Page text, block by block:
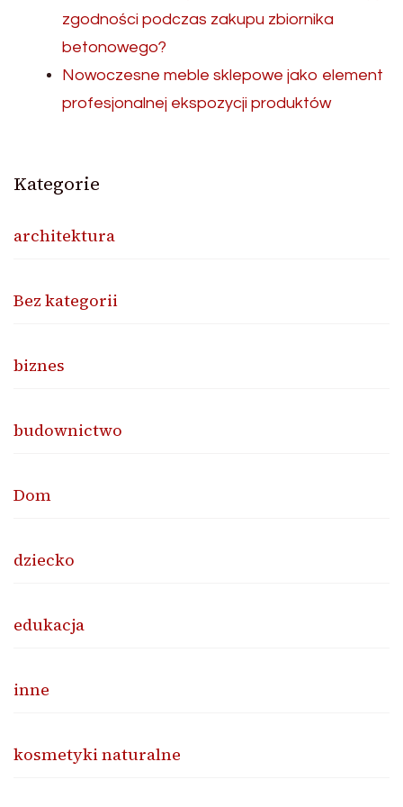
zgodności podczas zakupu zbiornika
betonowego?
Nowoczesne meble sklepowe jako element
profesjonalnej ekspozycji produktów
Kategorie
architektura
Bez kategorii
biznes
budownictwo
Dom
dziecko
edukacja
inne
kosmetyki naturalne